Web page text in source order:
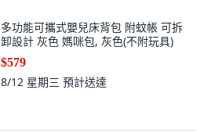
多功能可攜式嬰兒床背包 附蚊帳 可拆
卸設計 灰色 媽咪包, 灰色(不附玩具)
$579
8/12 星期三 預計送達